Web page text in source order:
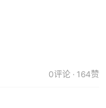
0评论 · 164赞